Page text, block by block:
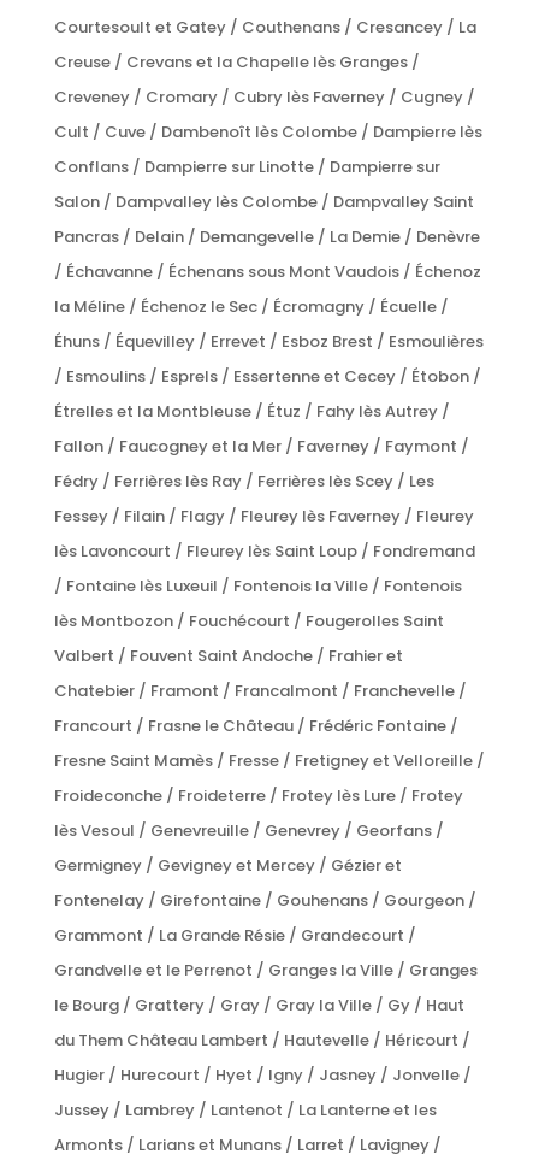
Courtesoult et Gatey / Couthenans / Cresancey / La
Creuse / Crevans et la Chapelle lès Granges /
Creveney / Cromary / Cubry lès Faverney / Cugney /
Cult / Cuve / Dambenoît lès Colombe / Dampierre lès
Conflans / Dampierre sur Linotte / Dampierre sur
Salon / Dampvalley lès Colombe / Dampvalley Saint
Pancras / Delain / Demangevelle / La Demie / Denèvre
/ Échavanne / Échenans sous Mont Vaudois / Échenoz
la Méline / Échenoz le Sec / Écromagny / Écuelle /
Éhuns / Équevilley / Errevet / Esboz Brest / Esmoulières
/ Esmoulins / Esprels / Essertenne et Cecey / Étobon /
Étrelles et la Montbleuse / Étuz / Fahy lès Autrey /
Fallon / Faucogney et la Mer / Faverney / Faymont /
Fédry / Ferrières lès Ray / Ferrières lès Scey / Les
Fessey / Filain / Flagy / Fleurey lès Faverney / Fleurey
lès Lavoncourt / Fleurey lès Saint Loup / Fondremand
/ Fontaine lès Luxeuil / Fontenois la Ville / Fontenois
lès Montbozon / Fouchécourt / Fougerolles Saint
Valbert / Fouvent Saint Andoche / Frahier et
Chatebier / Framont / Francalmont / Franchevelle /
Francourt / Frasne le Château / Frédéric Fontaine /
Fresne Saint Mamès / Fresse / Fretigney et Velloreille /
Froideconche / Froideterre / Frotey lès Lure / Frotey
lès Vesoul / Genevreuille / Genevrey / Georfans /
Germigney / Gevigney et Mercey / Gézier et
Fontenelay / Girefontaine / Gouhenans / Gourgeon /
Grammont / La Grande Résie / Grandecourt /
Grandvelle et le Perrenot / Granges la Ville / Granges
le Bourg / Grattery / Gray / Gray la Ville / Gy / Haut
du Them Château Lambert / Hautevelle / Héricourt /
Hugier / Hurecourt / Hyet / Igny / Jasney / Jonvelle /
Jussey / Lambrey / Lantenot / La Lanterne et les
Armonts / Larians et Munans / Larret / Lavigney /